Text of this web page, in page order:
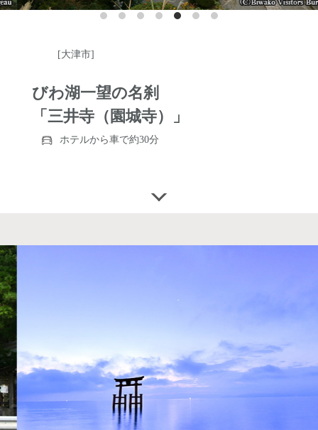
[大津市]
びわ湖一望の名刹
「三井寺（園城寺）」
ホテルから車で約30分